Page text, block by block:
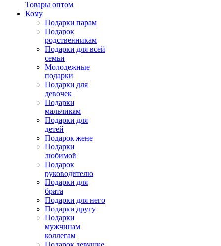
Товары оптом
Кому
Подарки парам
Подарок
родственникам
Подарки для всей
семьи
Молодежные
подарки
Подарки для
девочек
Подарки
мальчикам
Подарки для
детей
Подарок жене
Подарки
любимой
Подарок
руководителю
Подарки для
брата
Подарки для него
Подарки другу
Подарки
мужчинам
коллегам
Подарок девушке